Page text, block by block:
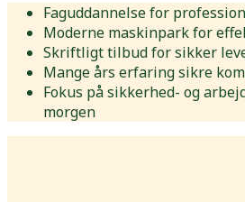
Faguddannelse for
Moderne maskinpark for
Skriftligt tilbud for sikker
Mange års erfaring sikre
Fokus på sikkerhed- og
morgen